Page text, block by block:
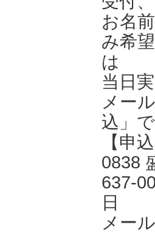
お名
み希
は
当日
メー
込」
【申
0838
637-
日
メー